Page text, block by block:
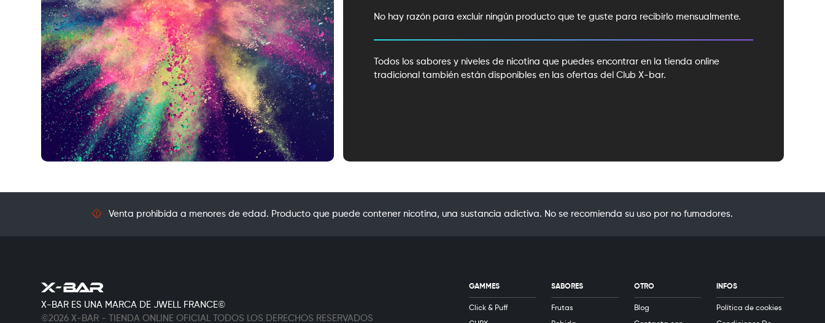
No hay razón para excluir ningún producto que te guste para recibirlo mensualmente.
Todos los sabores y niveles de nicotina que puedes encontrar en la tienda online
tradicional también están disponibles en las ofertas del Club X-bar.
Venta prohibida a menores de edad. Producto que puede contener nicotina, una sustancia adictiva. No se recomienda su uso por no fumadores.
X-BAR ES UNA MARCA DE JWELL FRANCE©
©2026 X-BAR - TIENDA ONLINE OFICIAL TODOS LOS DERECHOS RESERVADOS
GAMMES
Click & Puff
SABORES
Frutas
OTRO
Blog
INFOS
Política de cookies